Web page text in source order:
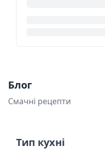
Блог
Смачні рецепти
Тип кухні